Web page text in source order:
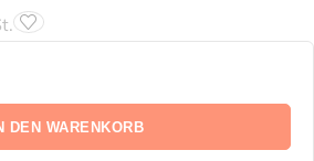
DEN WARENKORB